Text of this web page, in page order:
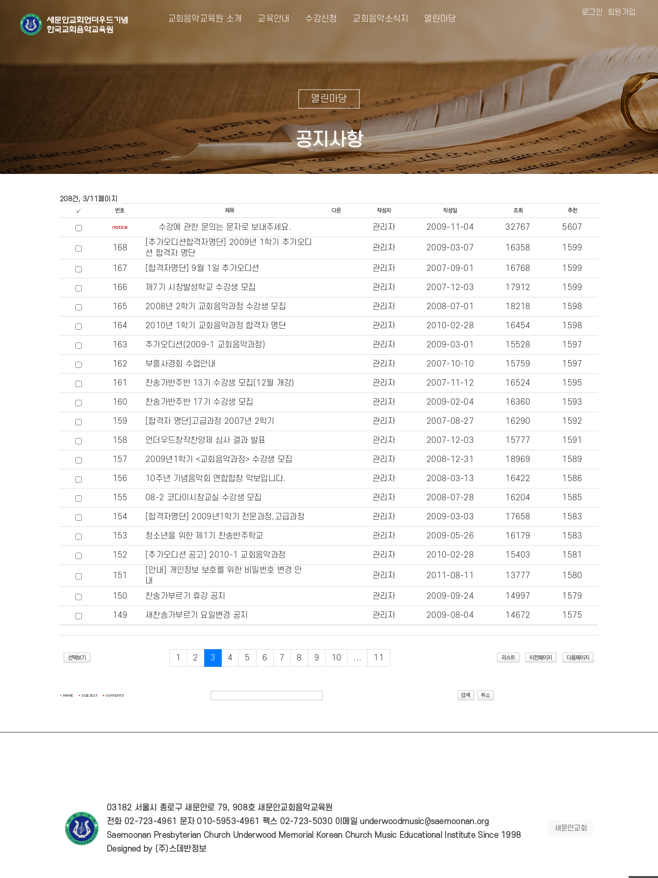
교회음악교육원 소개 교육안내 수강신청 교회음악소식지 열린마당
로그인 회원가입
열린마당
공지사항
208건, 3/11페이지
수강에 관한 문의는 문자로 보내주세요. 관리자 2009-11-04 32767 5607
168
[추가오디션합격자명단] 2009년 1학기 추가오디
션 합격자 명단
관리자 2009-03-07 16358 1599
167 [합격자명단] 9월 1일 추가오디션 관리자 2007-09-01 16768 1599
166 제7기 시창발성학교 수강생 모집 관리자 2007-12-03 17912 1599
165 2008년 2학기 교회음악과정 수강생 모집 관리자 2008-07-01 18218 1598
164 2010년 1학기 교회음악과정 합격자 명단 관리자 2010-02-28 16454 1598
163 추가오디션(2009-1 교회음악과정) 관리자 2009-03-01 15528 1597
162 부흥사경회 수업안내 관리자 2007-10-10 15759 1597
161 찬송가반주반 13기 수강생 모집(12월 개강) 관리자 2007-11-12 16524 1595
160 찬송가반주반 17기 수강생 모집 관리자 2009-02-04 16360 1593
159 [합격자 명단]고급과정 2007년 2학기 관리자 2007-08-27 16290 1592
158 언더우드창작찬양제 심사 결과 발표 관리자 2007-12-03 15777 1591
157 2009년1학기 <교회음악과정> 수강생 모집 관리자 2008-12-31 18969 1589
156 10주년 기념음악회 연합합창 악보입니다. 관리자 2008-03-13 16422 1586
155 08-2 코다이시창교실 수강생 모집 관리자 2008-07-28 16204 1585
154 [합격자명단] 2009년1학기 전문과정,고급과정 관리자 2009-03-03 17658 1583
153 청소년을 위한 제1기 찬송반주학교 관리자 2009-05-26 16179 1583
152 [추가오디션 공고] 2010-1 교회음악과정 관리자 2010-02-28 15403 1581
151
[안내] 개인정보 보호를 위한 비밀번호 변경 안
내
관리자 2011-08-11 13777 1580
150 찬송가부르기 휴강 공지 관리자 2009-09-24 14997 1579
149 새찬송가부르기 요일변경 공지 관리자 2009-08-04 14672 1575
1 2 3 4 5 6 7 8 9 10 ... 11
03182 서울시 종로구 새문안로 79, 908호 새문안교회음악교육원
전화 02-723-4961 문자 010-5953-4961 팩스 02-723-5030 이메일 underwoodmusic@saemoonan.org
Saemoonan Presbyterian Church Underwood Memorial Korean Church Music Educational Institute Since 1998
Designed by (주)스데반정보
새문안교회